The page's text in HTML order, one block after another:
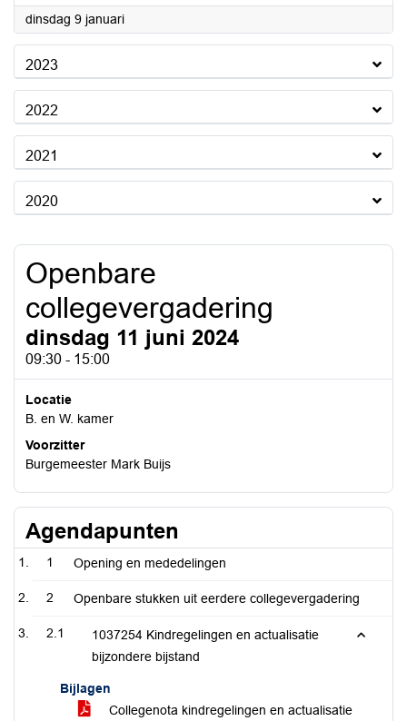
dinsdag 9 januari2024
2023
2022
2021
2020
Openbare
collegevergadering
dinsdag 11 juni 2024
09:30 - 15:00
Locatie
B. en W. kamer
Voorzitter
Burgemeester Mark Buijs
Agendapunten
1 Opening en mededelingen
2 Openbare stukken uit eerdere collegevergadering
2.1
1037254 Kindregelingen en actualisatie
bijzondere bijstand
Bijlagen
Collegenota kindregelingen en actualisatie